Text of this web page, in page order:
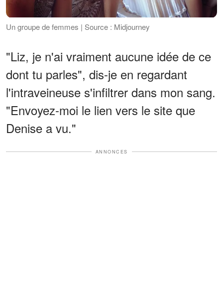
Un groupe de femmes | Source : Midjourney
"Liz, je n'ai vraiment aucune idée de ce
dont tu parles", dis-je en regardant
l'intraveineuse s'infiltrer dans mon sang.
"Envoyez-moi le lien vers le site que
Denise a vu."
ANNONCES